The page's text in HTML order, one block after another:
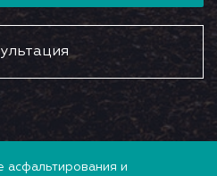
асфальтирования и